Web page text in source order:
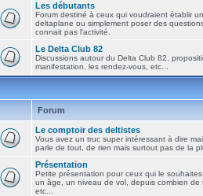
Les débutants
Forum destiné à ceux qui voudraient établir
deltaplane ou simplement poser des
connait pas l'activité.
Le Delta Club 82
Discussions autour du Delta Club 82,
manifestation, les rendez-vous, etc...
Forum
Le comptoir des deltistes
Vous avez un truc super intéressant à dire
parle de tout, de rien mais surtout pas de la
Présentation
Petite présentation pour ceux qui le
un âge, un niveau de vol, depuis combien de
etc...